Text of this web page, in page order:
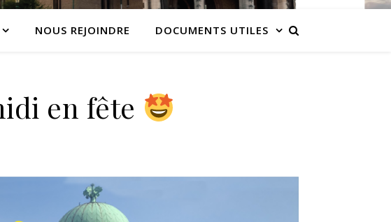
NOUS REJOINDRE DOCUMENTS UTILES
en fête